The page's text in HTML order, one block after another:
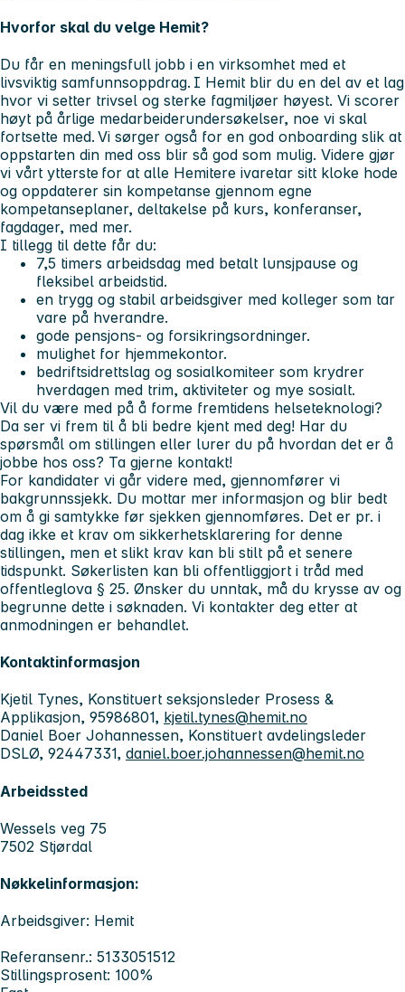
Hvorfor skal du velge Hemit?
Du får en meningsfull jobb i en virksomhet med et
livsviktig samfunnsoppdrag. I Hemit blir du en del av et lag
hvor vi setter trivsel og sterke fagmiljøer høyest. Vi scorer
høyt på årlige medarbeiderundersøkelser, noe vi skal
fortsette med. Vi sørger også for en god onboarding slik at
oppstarten din med oss blir så god som mulig. Videre gjør
vi vårt ytterste for at alle Hemitere ivaretar sitt kloke hode
og oppdaterer sin kompetanse gjennom egne
kompetanseplaner, deltakelse på kurs, konferanser,
fagdager, med mer.
I tillegg til dette får du:
7,5 timers arbeidsdag med betalt lunsjpause og
fleksibel arbeidstid.
en trygg og stabil arbeidsgiver med kolleger som tar
vare på hverandre.
gode pensjons- og forsikringsordninger.
mulighet for hjemmekontor.
bedriftsidrettslag og sosialkomiteer som krydrer
hverdagen med trim, aktiviteter og mye sosialt.
Vil du være med på å forme fremtidens helseteknologi?
Da ser vi frem til å bli bedre kjent med deg! Har du
spørsmål om stillingen eller lurer du på hvordan det er å
jobbe hos oss? Ta gjerne kontakt!
For kandidater vi går videre med, gjennomfører vi
bakgrunnssjekk. Du mottar mer informasjon og blir bedt
om å gi samtykke før sjekken gjennomføres. Det er pr. i
dag ikke et krav om sikkerhetsklarering for denne
stillingen, men et slikt krav kan bli stilt på et senere
tidspunkt. Søkerlisten kan bli offentliggjort i tråd med
offentleglova § 25. Ønsker du unntak, må du krysse av og
begrunne dette i søknaden. Vi kontakter deg etter at
anmodningen er behandlet.
Kontaktinformasjon
Kjetil Tynes, Konstituert seksjonsleder Prosess &
Applikasjon, 95986801, kjetil.tynes@hemit.no
Daniel Boer Johannessen, Konstituert avdelingsleder
DSLØ, 92447331, daniel.boer.johannessen@hemit.no
Arbeidssted
Wessels veg 75
7502 Stjørdal
Nøkkelinformasjon:
Arbeidsgiver: Hemit
Referansenr.: 5133051512
Stillingsprosent: 100%